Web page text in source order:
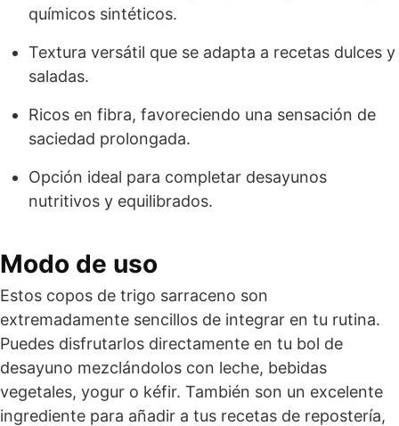
químicos sintéticos.
Textura versátil que se adapta a recetas dulces y
saladas.
Ricos en fibra, favoreciendo una sensación de
saciedad prolongada.
Opción ideal para completar desayunos
nutritivos y equilibrados.
Modo de uso
Estos copos de trigo sarraceno son
extremadamente sencillos de integrar en tu rutina.
Puedes disfrutarlos directamente en tu bol de
desayuno mezclándolos con leche, bebidas
vegetales, yogur o kéfir. También son un excelente
ingrediente para añadir a tus recetas de repostería,